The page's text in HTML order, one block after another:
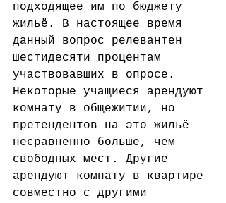
подходящее им по бюджету
жильё. В настоящее время
данный вопрос релевантен
шестидесяти процентам
участвовавших в опросе.
Некоторые учащиеся арендуют
комнату в общежитии, но
претендентов на это жильё
несравненно больше, чем
свободных мест. Другие
арендуют комнату в квартире
совместно с другими